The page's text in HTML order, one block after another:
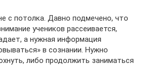
с потолка. Давно подмечено, что
учеников рассеивается,
а нужная информация
в сознании. Нужно
либо продолжить заниматься